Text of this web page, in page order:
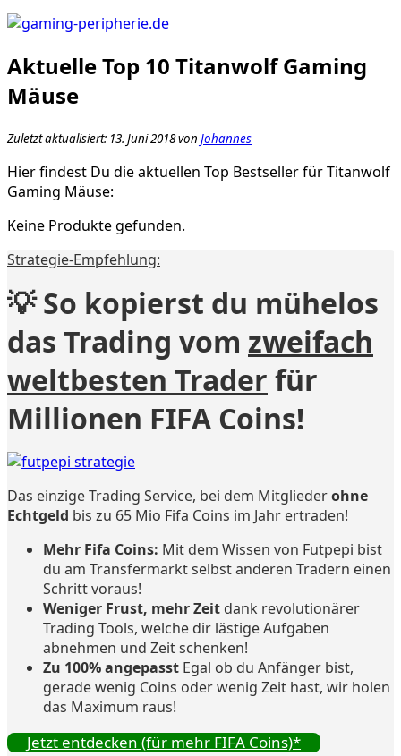
Aktuelle Top 10 Titanwolf Gaming
Mäuse
Zuletzt aktualisiert: 13. Juni 2018 von Johannes
Hier findest Du die aktuellen Top Bestseller für Titanwolf
Gaming Mäuse:
Keine Produkte gefunden.
Strategie-Empfehlung:
💡 So kopierst du mühelos
das Trading vom zweifach
weltbesten Trader für
Millionen FIFA Coins!
Das einzige Trading Service, bei dem Mitgliederohne
Echtgeld bis zu 65 Mio Fifa Coins im Jahr ertraden!
Mehr Fifa Coins: Mit dem Wissen von Futpepi bist
du am Transfermarkt selbst anderen Tradern einen
Schritt voraus!
Weniger Frust, mehr Zeit dank revolutionärer
Trading Tools, welche dir lästige Aufgaben
abnehmen und Zeit schenken!
Zu 100% angepasst Egal ob du Anfänger bist,
gerade wenig Coins oder wenig Zeit hast, wir holen
das Maximum raus!
Jetzt entdecken (für mehr FIFA Coins)*